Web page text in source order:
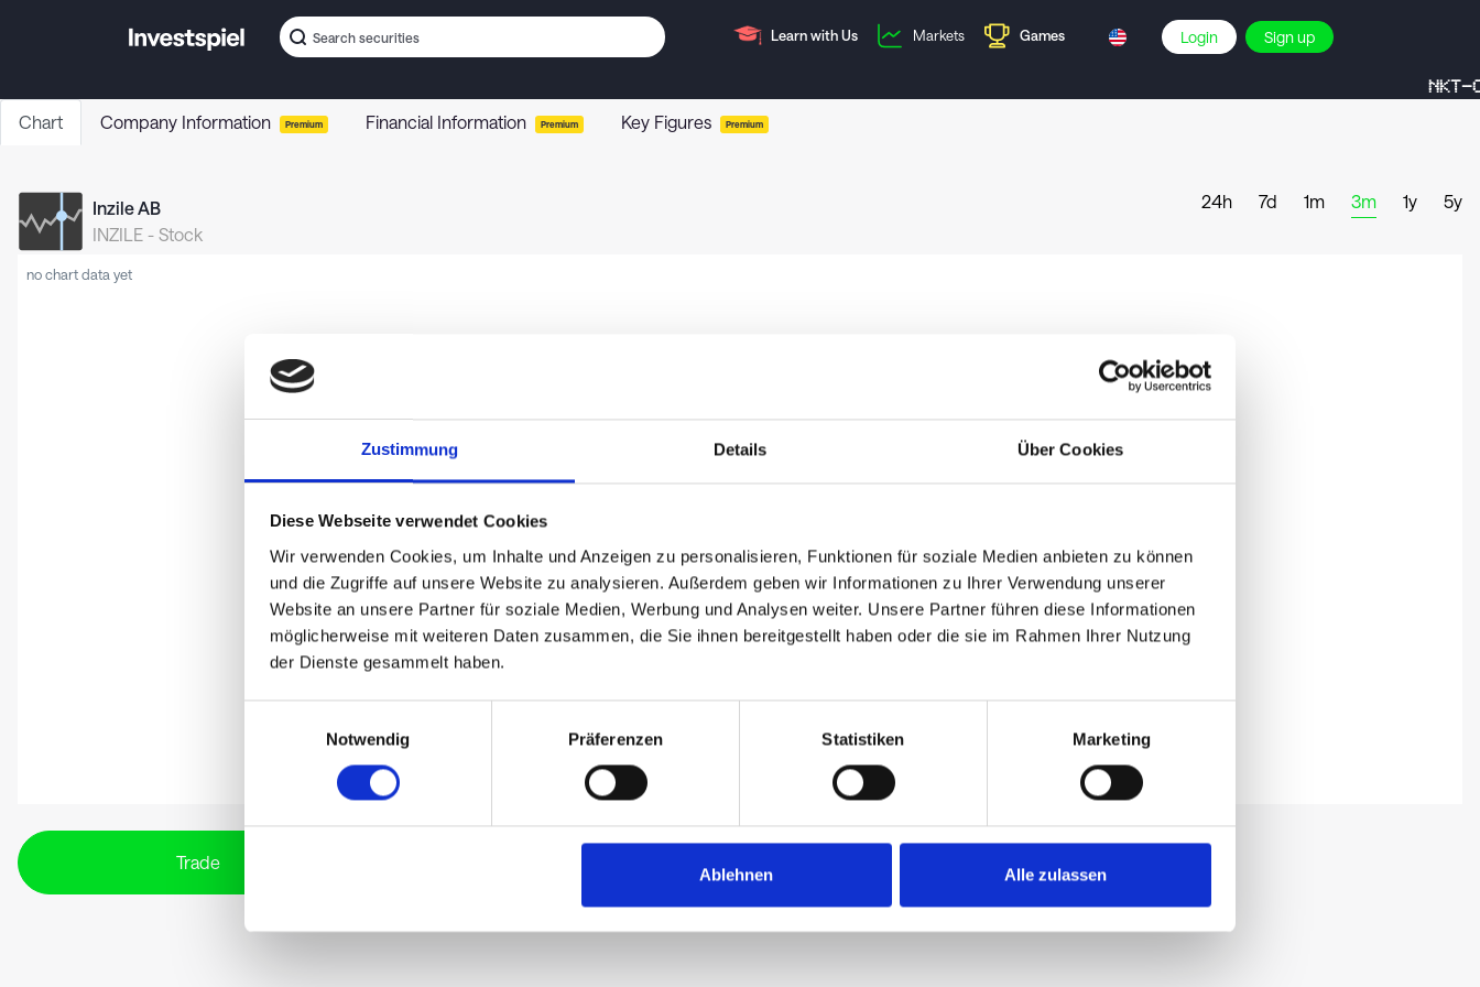
Zustimmung Details Über Cookies
Diese Webseite verwendet Cookies
Wir verwenden Cookies, um Inhalte und Anzeigen zu personalisieren, Funktionen für soziale Medien anbieten zu können
und die Zugriffe auf unsere Website zu analysieren. Außerdem geben wir Informationen zu Ihrer Verwendung unserer
Website an unsere Partner für soziale Medien, Werbung und Analysen weiter. Unsere Partner führen diese Informationen
möglicherweise mit weiteren Daten zusammen, die Sie ihnen bereitgestellt haben oder die sie im Rahmen Ihrer Nutzung
der Dienste gesammelt haben.
Notwendig
Präferenzen Statistiken Marketing
Ablehnen Alle zulassen
Learn with Us Markets Games Login Sign up
NKT-C
Chart Company Information Premium Financial Information Premium Key Figures Premium
Inzile AB
INZILE - Stock
24h 7d 1m 3m 1y 5y
no chart data yet
Trade